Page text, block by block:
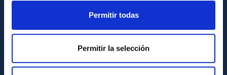
Permitir todas
Permitir la selección
Medio Ambiente y Sostenibilidad
Proyectos institucionales
Financiación externa